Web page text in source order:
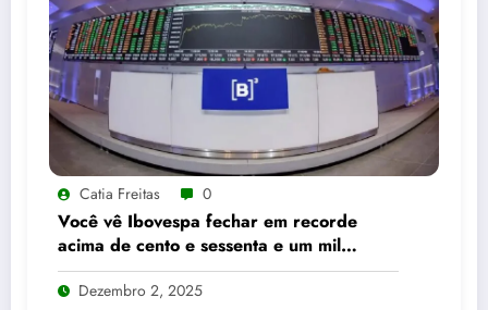
Catia Freitas 0
Você vê Ibovespa fechar em recorde
acima de cento e sessenta e um mil
pontos enquanto dólar recua para cinco
reais e trinta e três centavos
Dezembro 2, 2025